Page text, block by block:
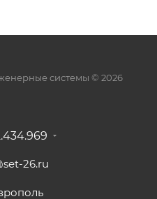
системы © 2026
26.ru